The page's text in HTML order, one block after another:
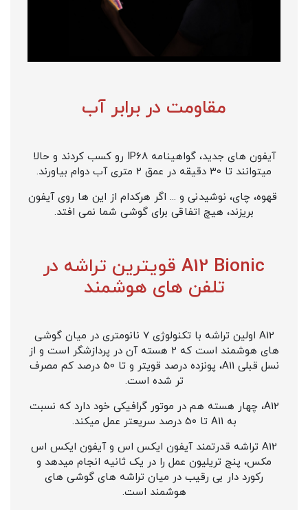
مقاومت در برابر آب
آیفون های جدید، گواهینامه IP68 رو کسب کردند و حالا
میتوانند تا 30 دقیقه در عمق 2 متری آب دوام بیاورند.
قهوه، چای، نوشیدنی و ... اگر هرکدام از این ها روی آیفون
بریزند، هیچ اتفاقی برای گوشی شما نمی افتد.
A12 Bionic قویترین تراشه در
تلفن های هوشمند
A12 اولین تراشه با تکنولوژی 7 نانومتری در میان گوشی
های هوشمند است که 2 هسته آن در پردازشگر است و از
نسل قبلی A11، پونزده درصد قویتر و تا 50 درصد کم مصرف
تر شده است.
A12، چهار هسته هم در موتور گرافیکی خود دارد که نسبت
به A11 تا 50 درصد سریعتر عمل میکند.
A12 تراشه قدرتمند آیفون ایکس اس و آیفون ایکس اس
مکس، پنج تریلیون عمل را در یک ثانیه انجام میدهد و
رکورد دار بی رقیب در میان تراشه های گوشی های
هوشمند است.